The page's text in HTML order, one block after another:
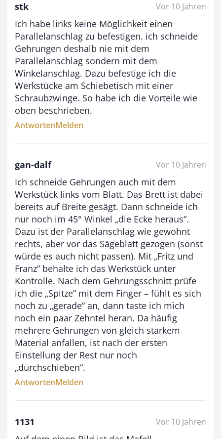
stk Vor 10 Jahren
Ich habe links keine Möglichkeit einen
Parallelanschlag zu befestigen. ich schneide
Gehrungen deshalb nie mit dem
Parallelanschlag sondern mit dem
Winkelanschlag. Dazu befestige ich die
Werkstücke am Schiebetisch mit einer
Schraubzwinge. So habe ich die Vorteile wie
oben beschrieben.
AntwortenMelden
gan-dalf Vor 10 Jahren
Ich schneide Gehrungen auch mit dem
Werkstück links vom Blatt. Das Brett ist dabei
bereits auf Breite gesägt. Dann schneide ich
nur noch im 45° Winkel „die Ecke heraus“.
Dazu ist der Parallelanschlag wie gewohnt
rechts, aber vor das Sägeblatt gezogen (sonst
würde es auch nicht passen). Mit „Fritz und
Franz“ behalte ich das Werkstück unter
Kontrolle. Nach dem Gehrungsschnitt prüfe
ich die „Spitze“ mit dem Finger – fühlt es sich
noch zu „gerade“ an, dann taste ich mich
noch ein paar Zehntel heran. Da häufig
mehrere Gehrungen von gleich starkem
Material anfallen, ist nach der ersten
Einstellung der Rest nur noch
„durchschieben“.
AntwortenMelden
1131 Vor 10 Jahren